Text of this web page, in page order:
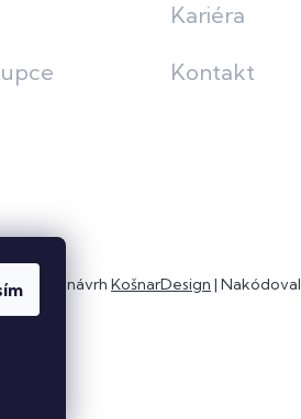
Kariéra
Kontakt
Grafický návrh KošnarDesign | Nakódoval